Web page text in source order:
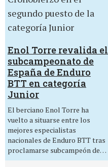
Enol Torre revalida el
subcampeonato de
España de Enduro
BTT en categoría
Junior
El berciano Enol Torre ha
vuelto a situarse entre los
mejores especialistas
nacionales de Enduro BTT tras
proclamarse subcampeón de…